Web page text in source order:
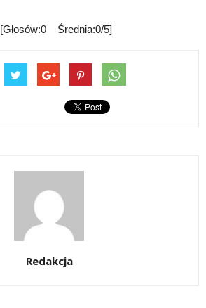
[Głosów:0 Średnia:0/5]
Redakcja